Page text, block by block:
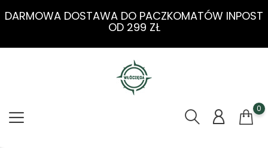
DARMOWA DOSTAWA DO PACZKOMATÓW INPOST
OD 299 ZŁ
0